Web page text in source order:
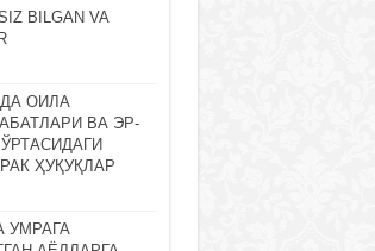
BILGAN VA
ОИЛА
ВА ЭР-
ҲУҚУҚЛАР
УМРАГА